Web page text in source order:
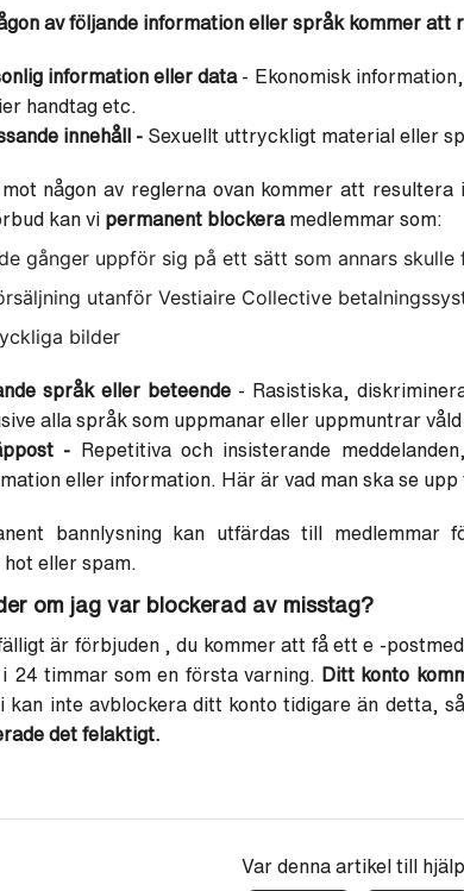
av följande information eller språk kommer att
information eller data - Ekonomisk
handtag etc.
innehåll - Sexuellt uttryckligt material eller
någon av reglerna ovan kommer att resultera
kan vi permanent blockera medlemmar som:
gånger uppför sig på ett sätt som annars
utanför Vestiaire Collective
bilder
språk eller beteende - Rasistiska,
alla språk som uppmanar eller uppmuntrar våld
- Repetitiva och insisterande
eller information. Här är vad man ska se upp
bannlysning kan utfärdas till medlemmar
eller spam.
om jag var blockerad av misstag?
är förbjuden, du kommer att få ett e -
24 timmar som en första varning.
Ditt konto
kan inte avblockera ditt konto tidigare än detta,
det felaktigt.
Var denna artikel till